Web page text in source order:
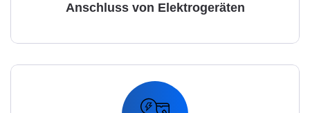
Anschluss von Elektrogeräten